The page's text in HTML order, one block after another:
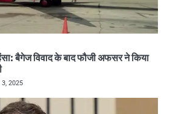
बैगेज विवाद के बाद फौजी अफसर ने किया
2025